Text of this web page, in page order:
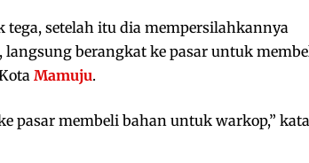
tega, setelah itu dia mempersilahkannya
berangkat ke pasar untuk
Mamuju.
pasar membeli bahan untuk warkop,” kata